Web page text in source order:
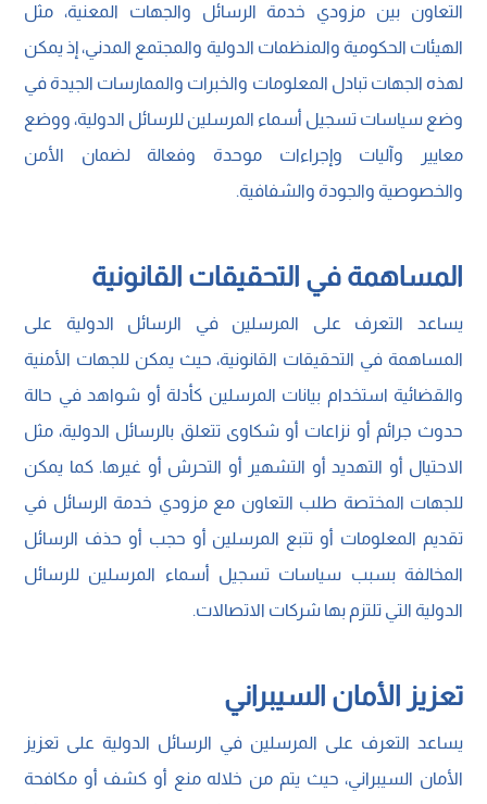
التعاون بين مزودي خدمة الرسائل والجهات المعنية، مثل
الهيئات الحكومية والمنظمات الدولية والمجتمع المدني، إذ يمكن
لهذه الجهات تبادل المعلومات والخبرات والممارسات الجيدة في
وضع سياسات تسجيل أسماء المرسلين للرسائل الدولية، ووضع
معايير وآليات وإجراءات موحدة وفعالة لضمان الأمن
والخصوصية والجودة والشفافية.
المساهمة في التحقيقات القانونية
يساعد التعرف على المرسلين في الرسائل الدولية على
المساهمة في التحقيقات القانونية، حيث يمكن للجهات الأمنية
والقضائية استخدام بيانات المرسلين كأدلة أو شواهد في حالة
حدوث جرائم أو نزاعات أو شكاوى تتعلق بالرسائل الدولية، مثل
الاحتيال أو التهديد أو التشهير أو التحرش أو غيرها. كما يمكن
للجهات المختصة طلب التعاون مع مزودي خدمة الرسائل في
تقديم المعلومات أو تتبع المرسلين أو حجب أو حذف الرسائل
المخالفة بسبب سياسات تسجيل أسماء المرسلين للرسائل
الدولية التي تلتزم بها شركات الاتصالات.
تعزيز الأمان السيبراني
يساعد التعرف على المرسلين في الرسائل الدولية على تعزيز
الأمان السيبراني، حيث يتم من خلاله منع أو كشف أو مكافحة